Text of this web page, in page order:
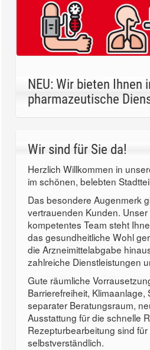
NEU: Wir bieten Ihnen
pharmazeutische
Wir sind für Sie da!
Herzlich Willkommen in
im schönen, belebten
Das besondere Augenmerk
vertrauenden Kunden.
kompetentes Team steht
das gesundheitliche Wohl
die Arzneimittelabgabe
zahlreiche Dienstleistungen
Gute räumliche
Barrierefreiheit, Klimaanlage,
separater Beratungsraum,
Ausstattung für die schnelle
Rezepturbearbeitung sind für
selbstverständlich.